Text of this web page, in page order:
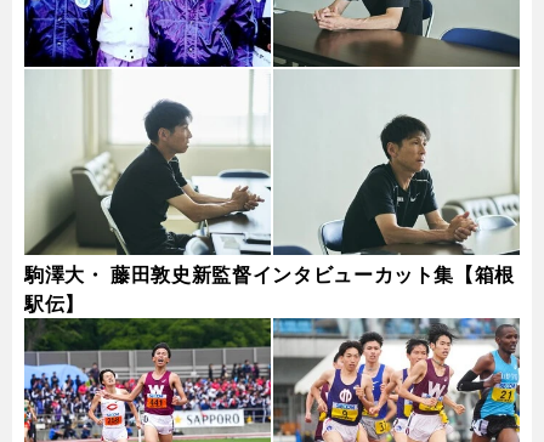
駒澤大・ 藤田敦史新監督インタビューカット集【箱根
駅伝】